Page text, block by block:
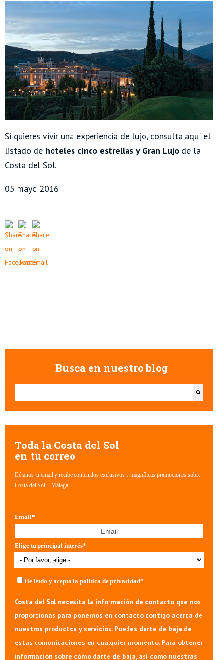
Si quieres vivir una experiencia de lujo, consulta aquí el
listado de hoteles cinco estrellas y Gran Lujo de la
Costa del Sol.
05 mayo 2016
Busca en nuestro blog
Esto es un campo de búsqueda con una función de texto predictivo.
Toda la Costa del Sol
en tu correo
Déjanos tu email y recibe contenidos exclusivos y magníficas promociones sobre
Costa del Sol – Málaga.
Email*
Elige tu principal interés*
He leído y acepto la política de privacidad*
Costa del Sol necesita la información de contacto que nos
proporcionas para ponernos en contacto contigo acerca de
nuestros productos y servicios. Puedes darte de baja de
estas comunicaciones en cualquier momento. Para obtener
información sobre cómo darte de baja, así como nuestras